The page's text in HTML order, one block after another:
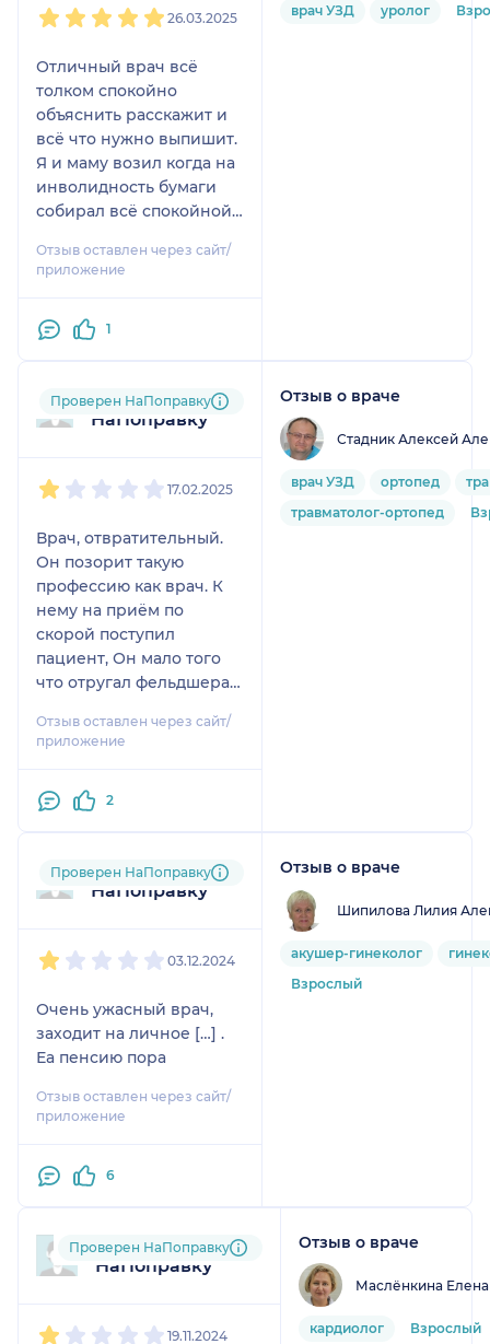
26.03.2025
Отличный врач всё
толком спокойно
объяснить расскажит и
всё что нужно выпишит.
Я и маму возил когда на
инволидность бумаги
собирал всё спокойной
👍👍👍
Отзыв оставлен через сайт/
приложение
1
врач УЗД уролог
Пользователь
НаПоправку
Проверен НаПоправку
17.02.2025
Врач, отвратительный.
Он позорит такую
профессию как врач. К
нему на приём по
скорой поступил
пациент, Он мало того
что отругал фельдшера
они якобы не
назначению используют
при пациенте. Так он
говоря о травме, он ее
даже не осмотрел.
колена. А в результате
оказалось у пациента
и гематома, которую
необходимо убрать. Вот
и подумайте лишний раз
стоит ли к такому врачу
обращаться.
Отзыв оставлен через сайт/
приложение
2
Отзыв о враче
Стадник Алексей
врач УЗД ортопед
травматолог-ортопед
Пользователь
НаПоправку
Проверен НаПоправку
03.12.2024
Очень ужасный врач,
заходит на личное […] .
Еа пенсию пора
Отзыв оставлен через сайт/
приложение
6
Отзыв о враче
Шипилова Лилия
акушер-гинеколог
Взрослый
Пользователь
НаПоправку
Проверен НаПоправку
19.11.2024
Отзыв о враче
Маслёнкина
кардиолог Взрослый